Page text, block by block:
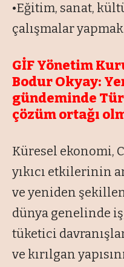
•Eğitim, sanat,
çalışmalar
GİF Yönetim
Bodur Okyay:
gündeminde
çözüm ortağı
Küresel ekonomi,
yıkıcı etkilerinin
ve yeniden
dünya genelinde
tüketici
ve kırılgan